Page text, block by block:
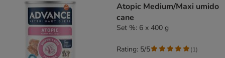
Atopic Medium/Maxi umido
cane
Set %: 6 x 400 g
Rating: 5/5 (1)